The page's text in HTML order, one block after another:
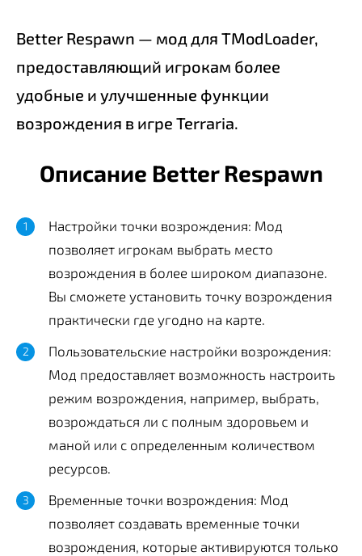
Better Respawn — мод для TModLoader,
предоставляющий игрокам более
удобные и улучшенные функции
возрождения в игре Terraria.
Описание Better Respawn
Настройки точки возрождения: Мод
позволяет игрокам выбрать место
возрождения в более широком диапазоне.
Вы сможете установить точку возрождения
практически где угодно на карте.
Пользовательские настройки возрождения:
Мод предоставляет возможность настроить
режим возрождения, например, выбрать,
возрождаться ли с полным здоровьем и
маной или с определенным количеством
ресурсов.
Временные точки возрождения: Мод
позволяет создавать временные точки
возрождения, которые активируются только